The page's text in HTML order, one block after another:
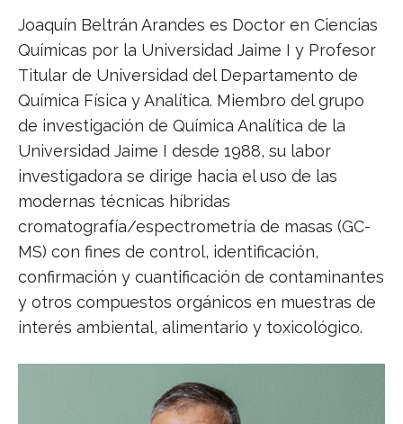
Joaquín Beltrán Arandes es Doctor en Ciencias
Químicas por la Universidad Jaime I y Profesor
Titular de Universidad del Departamento de
Química Física y Analítica. Miembro del grupo
de investigación de Química Analítica de la
Universidad Jaime I desde 1988, su labor
investigadora se dirige hacia el uso de las
modernas técnicas híbridas
cromatografía/espectrometría de masas (GC-
MS) con fines de control, identificación,
confirmación y cuantificación de contaminantes
y otros compuestos orgánicos en muestras de
interés ambiental, alimentario y toxicológico.